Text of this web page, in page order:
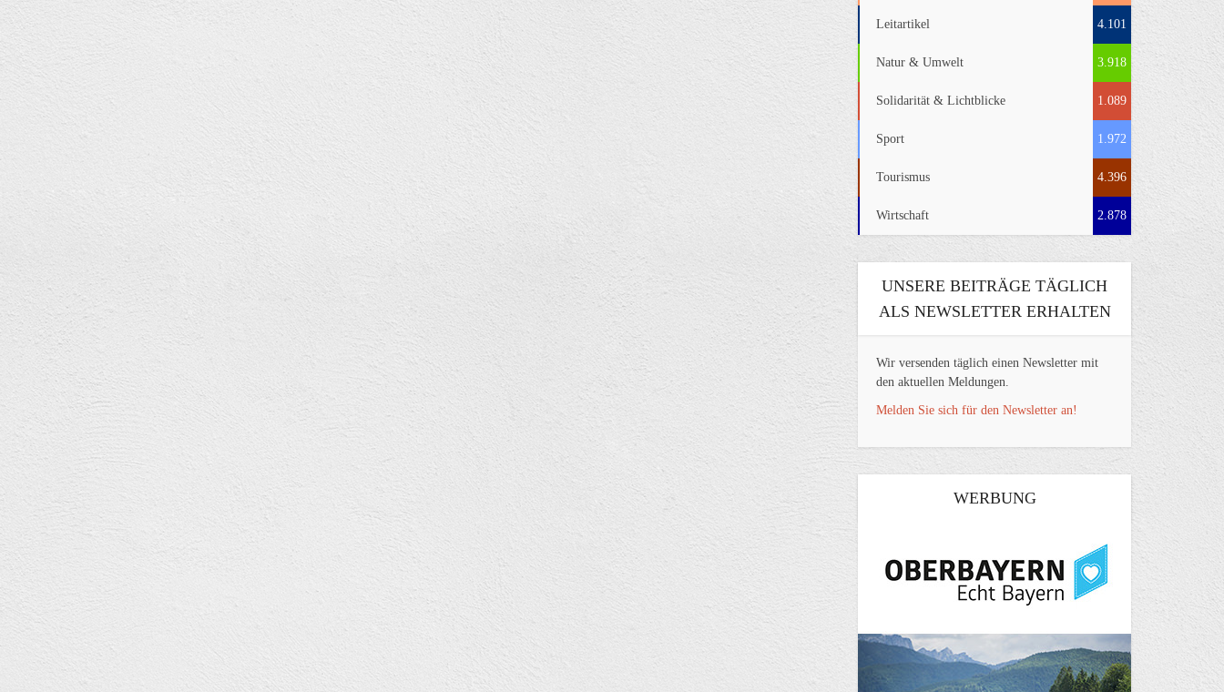
Leitartikel 4.101
Natur & Umwelt 3.918
Solidarität & Lichtblicke 1.089
Sport 1.972
Tourismus 4.396
Wirtschaft 2.878
UNSERE BEITRÄGE TÄGLICH
ALS NEWSLETTER ERHALTEN
Wir versenden täglich einen Newsletter mit
den aktuellen Meldungen.
Melden Sie sich für den Newsletter an!
WERBUNG